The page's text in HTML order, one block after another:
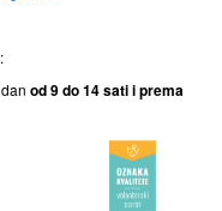
od 9 do 14sati i prema